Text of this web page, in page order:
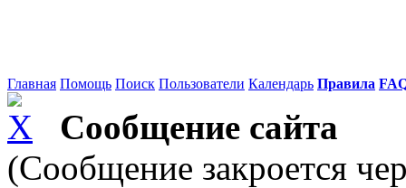
Главная Помощь Поиск Пользователи Календарь Правила
Сообщение сайта
(Сообщение закроется